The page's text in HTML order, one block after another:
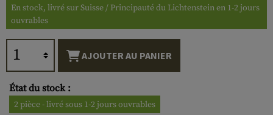
En stock, livré sur Suisse / Principauté du Lichtenstein en 1-2 jours
ouvrables
AJOUTER AU PANIER
État du stock :
2 pièce - livré sous 1-2 jours ouvrables